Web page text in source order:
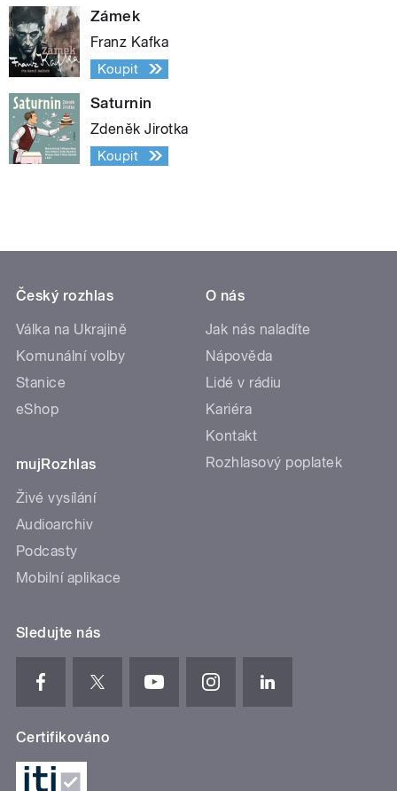
Zámek
Franz Kafka
Koupit
Saturnin
Zdeněk Jirotka
Koupit
Český rozhlas
Válka na Ukrajině
Komunální volby
Stanice
eShop
mujRozhlas
Živé vysílání
Audioarchiv
Podcasty
Mobilní aplikace
O nás
Jak nás naladíte
Nápověda
Lidé v rádiu
Kariéra
Kontakt
Rozhlasový poplatek
Sledujte nás
Certifikováno